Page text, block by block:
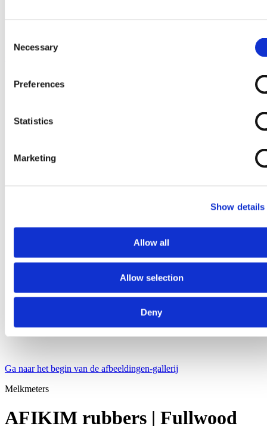
Selection
Necessary
Preferences
Statistics
Marketing
Show details
Allow all
Allow selection
Deny
Ga naar het begin van de afbeeldingen-gallerij
Melkmeters
AFIKIM rubbers | Fullwood